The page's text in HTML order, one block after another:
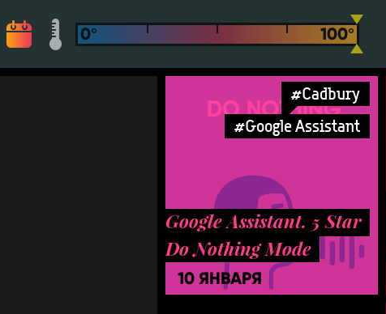
#Cadbury
#Google Assistant
Google Assistant. 5 Star
Do Nothing Mode
10 ЯНВАРЯ